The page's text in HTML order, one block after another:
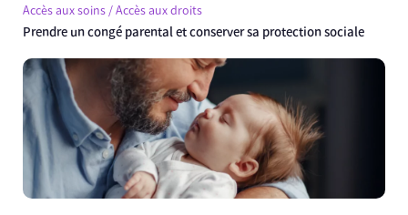
Accès aux soins / Accès aux droits
Prendre un congé parental et conserver sa protection sociale